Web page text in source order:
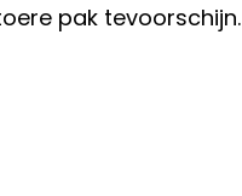
pak tevoorschijn.